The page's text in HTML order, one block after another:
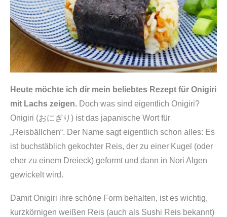
Heute möchte ich dir mein beliebtes Rezept für Onigiri
mit Lachs zeigen. Doch was sind eigentlich Onigiri?
Onigiri (おにぎり) ist das japanische Wort für
„Reisbällchen“. Der Name sagt eigentlich schon alles: Es
ist buchstäblich gekochter Reis, der zu einer Kugel (oder
eher zu einem Dreieck) geformt und dann in Nori Algen
gewickelt wird.
Damit Onigiri ihre schöne Form behalten, ist es wichtig,
kurzkörnigen weißen Reis (auch als Sushi Reis bekannt)